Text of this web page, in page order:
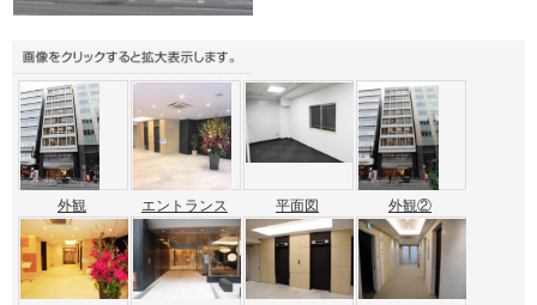
外観 エントランス 平面図 外観②